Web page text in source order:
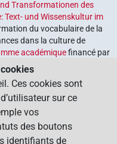
Transformationen des
Text- und Wissenskultur im
du vocabulaire de la
dans la culture de
académiquefinancé par
des Länder de la
Le programme est
des sciences et
cookies
Ces cookies sont
sur ce
vos
des boutons
identifiants de